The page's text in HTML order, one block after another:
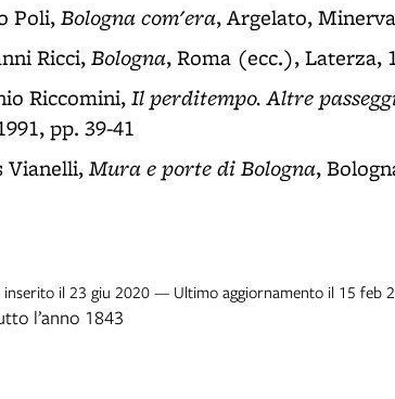
Poli,Bologna com'era, Argelato,
Ricci,Bologna, Roma (ecc.), Laterza,
Riccomini,Il perditempo. Altre
pp. 39-41
Vianelli,Mura e porte di Bologna,
il 23 giu 2020 — Ultimo aggiornamento il 15 feb
l’anno 1843